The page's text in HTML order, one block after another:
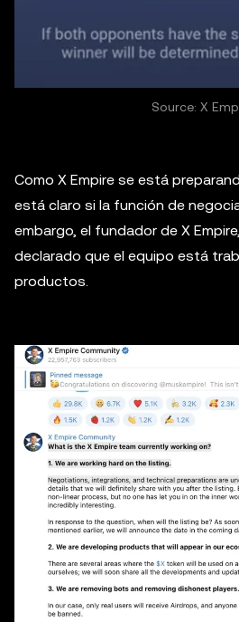
Source: X
Como X Empire se está
está claro si la función de
embargo, el fundador de X
declarado que el equipo está
productos.